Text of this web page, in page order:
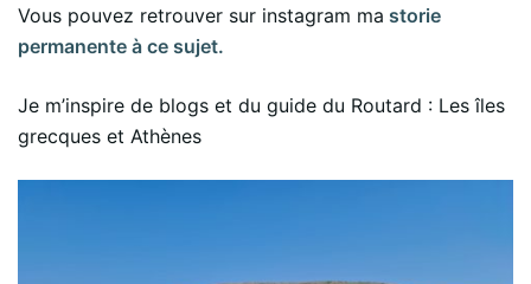
Vous pouvez retrouver sur instagram ma storie
permanente à ce sujet.
Je m’inspire de blogs et du guide du Routard : Les îles
grecques et Athènes